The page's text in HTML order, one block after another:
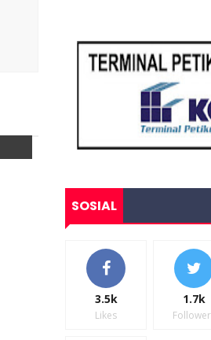
SOSIAL
3.5k
Likes
1.7k